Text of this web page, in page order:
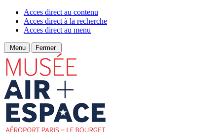
Acces direct au contenu
Acces direct à la recherche
Acces direct au menu
Menu Fermer